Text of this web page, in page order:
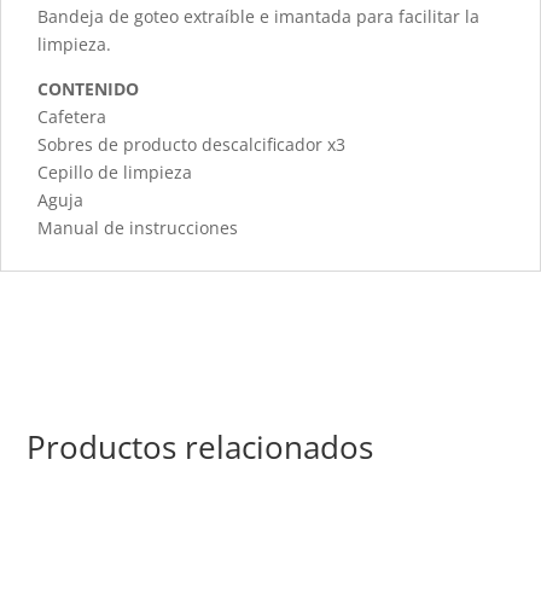
Bandeja de goteo extraíble e imantada para facilitar la
limpieza.
CONTENIDO
Cafetera
Sobres de producto descalcificador x3
Cepillo de limpieza
Aguja
Manual de instrucciones
Productos relacionados